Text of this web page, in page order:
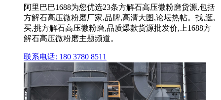
阿里巴巴1688为您优选23条方解石高压微粉磨货源,包括
方解石高压微粉磨厂家,品牌,高清大图,论坛热帖。找,逛,
买,挑方解石高压微粉磨,品质爆款货源批发价,上1688方
解石高压微粉磨主题频道。
联系电话: 180 3780 8511